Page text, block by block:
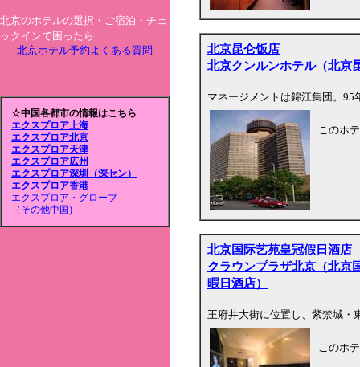
北京のホテルの選択・ご宿泊・チェ
ックインで困ったら
北京ホテル予約よくある質問
☆中国各都市の情報はこちら
エクスプロア上海
エクスプロア北京
エクスプロア天津
エクスプロア広州
エクスプロア深圳（深セン）
エクスプロア香港
エクスプロア・グローブ
（その他中国)
北京昆仑饭店
北京クンルンホテル（北京
マネージメントは錦江集団。
このホ
北京国际艺苑皇冠假日酒店
クラウンプラザ北京（北京
暇日酒店）
王府井大街に位置し、紫禁城・
このホ